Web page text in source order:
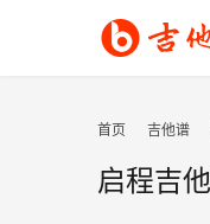
首页 吉他谱
启程吉